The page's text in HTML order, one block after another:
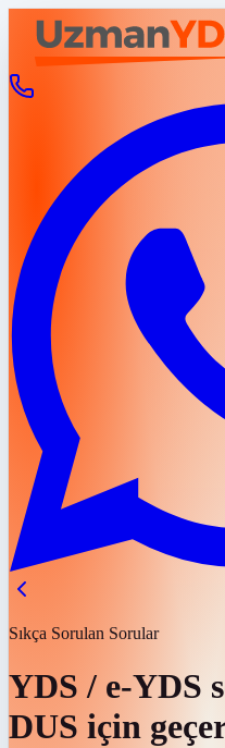
Sıkça Sorulan Sorular
YDS / e-YDS
DUS için